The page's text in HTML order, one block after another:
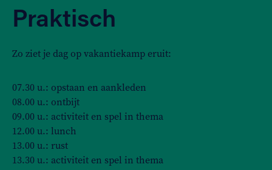
Praktisch
Zo ziet je dag op vakantiekamp eruit:
07.30 u.: opstaan en aankleden
08.00 u.: ontbijt
09.00 u.: activiteit en spel in thema
12.00 u.: lunch
13.00 u.: rust
13.30 u.: activiteit en spel in thema